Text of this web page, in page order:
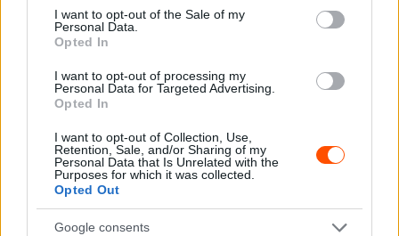
consent section.
I want to opt-out of the Sale of my
Personal Data.
Opted In
I want to opt-out of processing my
Personal Data for Targeted Advertising.
Opted In
I want to opt-out of Collection, Use,
Retention, Sale, and/or Sharing of my
Personal Data that Is Unrelated with the
Purposes for which it was collected.
Opted Out
Google consents
Fotó: @World / Red Bull Content Pool
Munster és McErlean mellett szóba jöhet a félszezont
teljesítő Martins Sesks, aki a szezonzáró Szaúd-Arábia